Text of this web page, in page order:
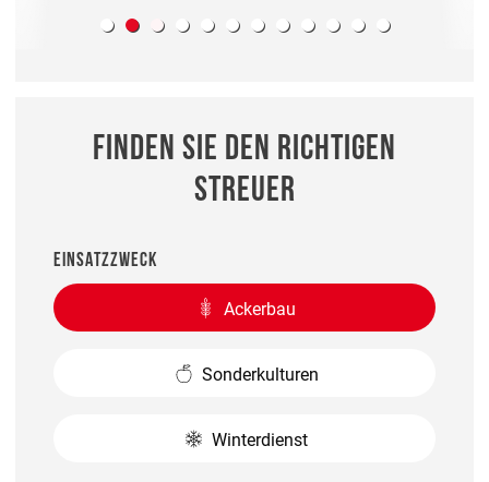
FINDEN SIE DEN RICHTIGEN
STREUER
EINSATZZWECK
Ackerbau
Sonderkulturen
Winterdienst